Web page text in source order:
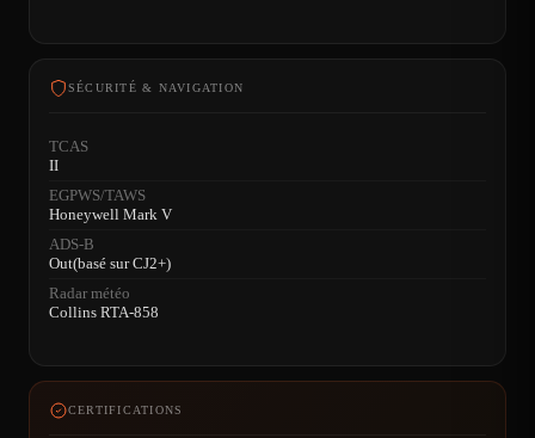
SÉCURITÉ & NAVIGATION
TCAS
II
EGPWS/TAWS
Honeywell Mark V
ADS-B
Out(basé sur CJ2+)
Radar météo
Collins RTA-858
CERTIFICATIONS